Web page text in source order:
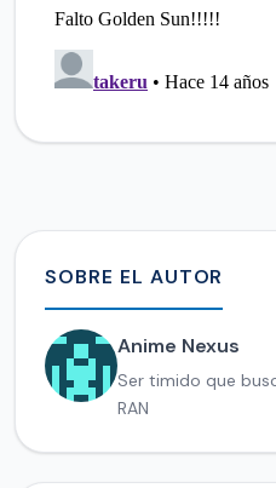
SOBRE EL AUTOR
Anime Nexus
Ser timido que
RAN